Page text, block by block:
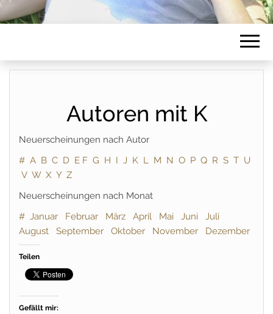
Autoren mit K
Neuerscheinungen nach Autor
# A B C D E F G H I J K L M N O P Q R S T U
V W X Y Z
Neuerscheinungen nach Monat
# Januar Februar März April Mai Juni
Juli
August
September Oktober November Dezember
Teilen
Gefällt mir: